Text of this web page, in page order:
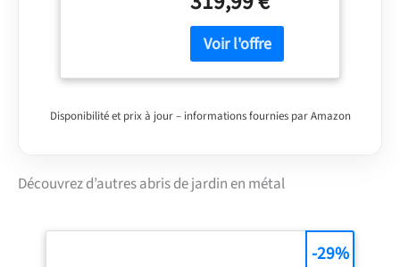
coulissantes Épaisseur
paroi : environ 0,26 mm
& intérieure mural
hauteur : 164,8 cm Sans
plaque de fond
Disponibilité et prix à jour – informations fournies par Amazon
Découvrez d’autres abris de jardin en métal
-29%